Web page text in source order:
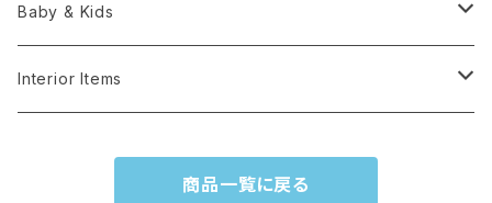
Hats
Accesories
Baby & Kids
Hats
Interior Items
商品一覧に戻る